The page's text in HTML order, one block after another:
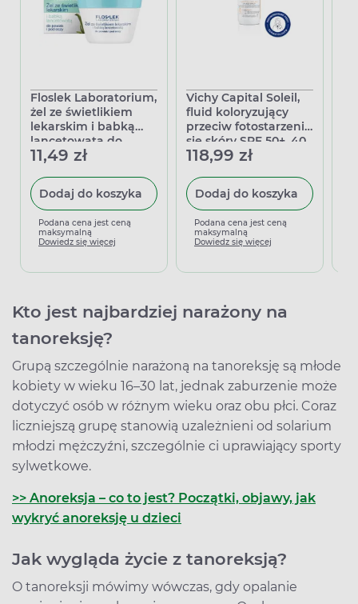
Floslek Laboratorium,
żel ze świetlikiem
lekarskim i babką
lancetowatą do
powiek i pod oczy, 10
11,49 zł
Dodaj do koszyka
Podana cena jest ceną
maksymalną
Dowiedz się więcej
Vichy Capital Soleil,
fluid koloryzujący
przeciw fotostarzeniu
się skóry SPF 50+, 40
ml
118,99 zł
Dodaj do koszyka
Podana cena jest ceną
maksymalną
Dowiedz się więcej
Kto jest najbardziej narażony na
tanoreksję?
Grupą szczególnie narażoną na tanoreksję są młode
kobiety w wieku 16–30 lat, jednak zaburzenie może
dotyczyć osób w różnym wieku oraz obu płci. Coraz
liczniejszą grupę stanowią uzależnieni od solarium
młodzi mężczyźni, szczególnie ci uprawiający sporty
sylwetkowe.
>> Anoreksja – co to jest? Początki, objawy, jak
wykryć anoreksję u dzieci
Jak wygląda życie z tanoreksją?
O tanoreksji mówimy wówczas, gdy opalanie